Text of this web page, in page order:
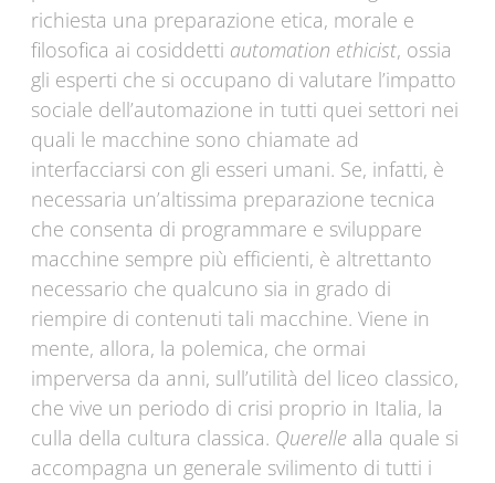
richiesta una preparazione etica, morale e
filosofica ai cosiddetti automation ethicist, ossia
gli esperti che si occupano di valutare l’impatto
sociale dell’automazione in tutti quei settori nei
quali le macchine sono chiamate ad
interfacciarsi con gli esseri umani. Se, infatti, è
necessaria un’altissima preparazione tecnica
che consenta di programmare e sviluppare
macchine sempre più efficienti, è altrettanto
necessario che qualcuno sia in grado di
riempire di contenuti tali macchine. Viene in
mente, allora, la polemica, che ormai
imperversa da anni, sull’utilità del liceo classico,
che vive un periodo di crisi proprio in Italia, la
culla della cultura classica. Querelle alla quale si
accompagna un generale svilimento di tutti i